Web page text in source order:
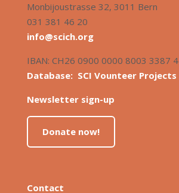
Monbijoustrasse 32, 3011 Bern
031 381 46 20
info@scich.org
IBAN: CH26 0900 0000 8003 3387 4
Database: SCI Vounteer Projects
Newsletter sign-up
Donate now!
Contact